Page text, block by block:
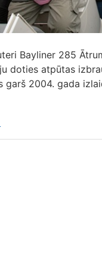
Bayliner 285
doties atpūtas
garš 2004. gada